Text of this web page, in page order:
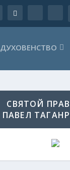
ДУХОВЕНСТВО
СВЯТОЙ
ПАВЕЛ